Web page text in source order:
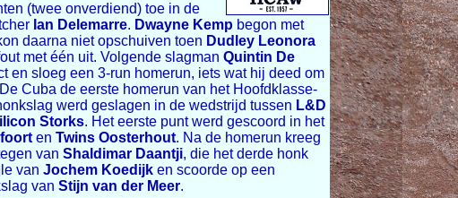
(twee onverdiend) toe in de
Ian Delemarre. Dwayne Kemp begon met
daarna niet opschuiven toen Dudley Leonora
met één uit. Volgende slagman Quintin De
en sloeg een 3-run homerun, iets wat hij deed om
Cuba de eerste homerun van het Hoofdklasse-
werd geslagen in de wedstrijd tussen L&D
Storks. Het eerste punt werd gescoord in het
en Twins Oosterhout. Na de homerun kreeg
van Shaldimar Daantji, die het derde honk
van Jochem Koedijk en scoorde op een
van Stijn van der Meer.